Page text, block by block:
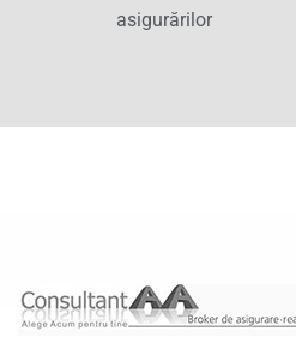
asigurărilor